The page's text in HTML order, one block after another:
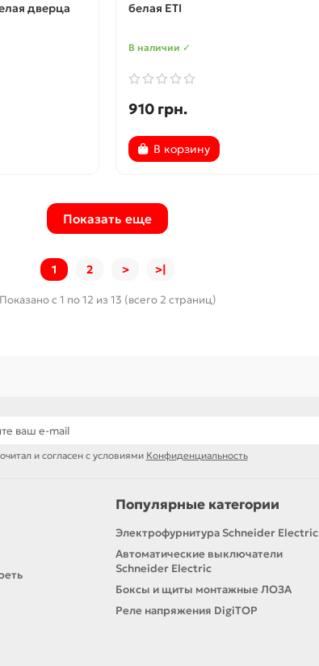
дверца
белая ETI
В наличии ✓
910 грн.
В корзину
Показать еще
1 2 > >|
Показано с 1 по 12 из 13 (всего 2 страниц)
и согласен с условиями Конфиденциальность
Популярные категории
Электрофурнитура Schneider Electric
Автоматические выключатели
Schneider Electric
Боксы и щиты монтажные ЛОЗА
Реле напряжения DigiTOP